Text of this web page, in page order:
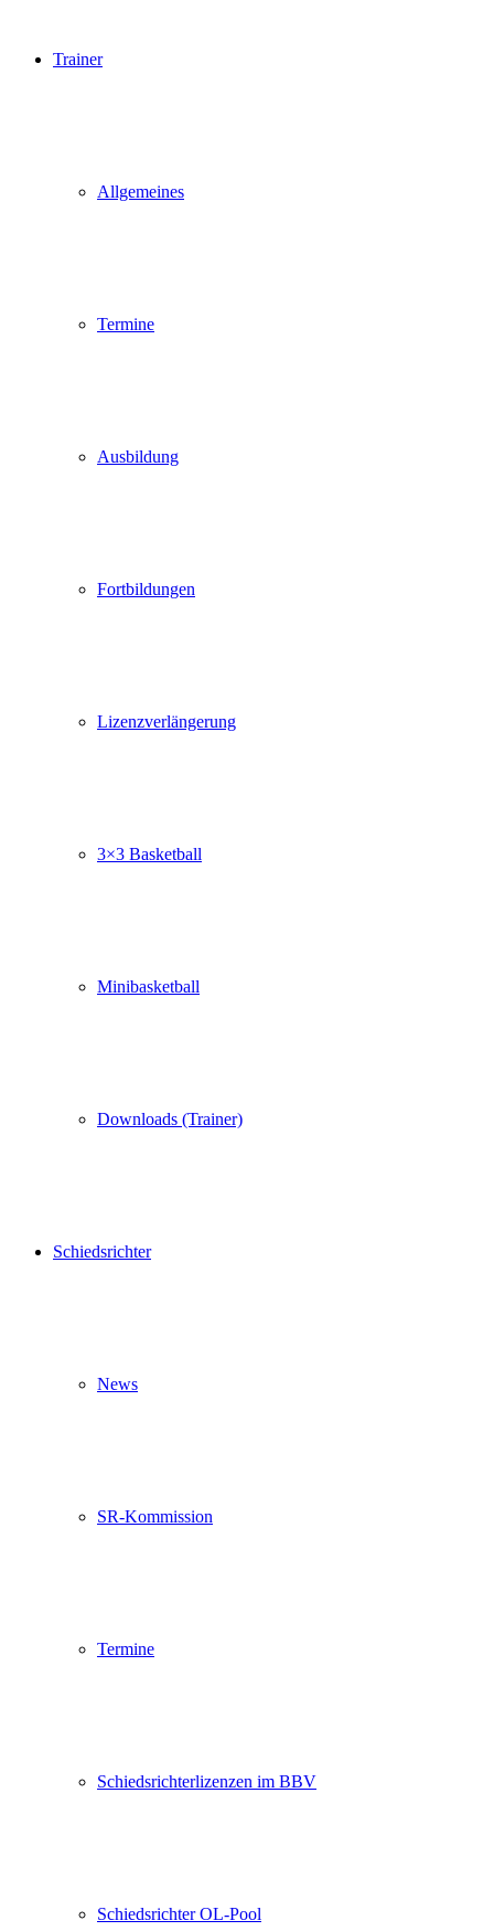
Trainer
Allgemeines
Termine
Ausbildung
Fortbildungen
Lizenzverlängerung
3×3 Basketball
Minibasketball
Downloads (Trainer)
Schiedsrichter
News
SR-Kommission
Termine
Schiedsrichterlizenzen im BBV
Schiedsrichter OL-Pool